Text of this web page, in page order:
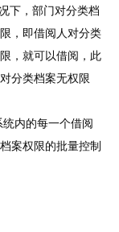
下，部门对分类档
，即借阅人对分类
，就可以借阅，此
分类档案无权限
内的每一个借阅
案权限的批量控制